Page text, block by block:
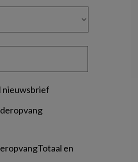
nieuwsbrief
en